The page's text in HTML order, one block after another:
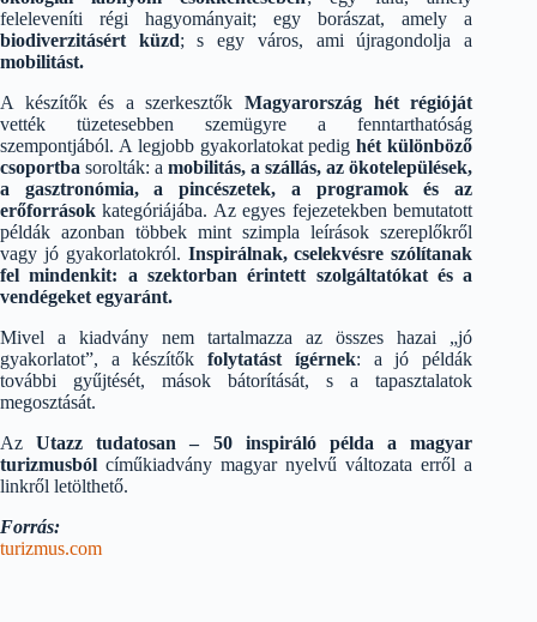
feleleveníti régi hagyományait; egy borászat, amely a
biodiverzitásért küzd; s egy város, ami újragondolja a
mobilitást.
A készítők és a szerkesztőkMagyarország hét régióját
vették tüzetesebben szemügyre a fenntarthatóság
szempontjából. A legjobb gyakorlatokat pedighét különböző
csoportba sorolták: amobilitás, a szállás, az ökotelepülések,
a gasztronómia, a pincészetek, a programok és az
erőforrásokkategóriájába. Az egyes fejezetekben bemutatott
példák azonban többek mint szimpla leírások szereplőkről
vagy jó gyakorlatokról. Inspirálnak, cselekvésre szólítanak
fel mindenkit: a szektorban érintett szolgáltatókat és a
vendégeket egyaránt.
Mivel a kiadvány nem tartalmazza az összes hazai „jó
gyakorlatot”, a készítőkfolytatást ígérnek: a jó példák
további gyűjtését, mások bátorítását, s a tapasztalatok
megosztását.
AzUtazz tudatosan – 50 inspiráló példa a magyar
turizmusból címűkiadvány magyar nyelvű változata erről a
linkről letölthető.
Forrás:
turizmus.com